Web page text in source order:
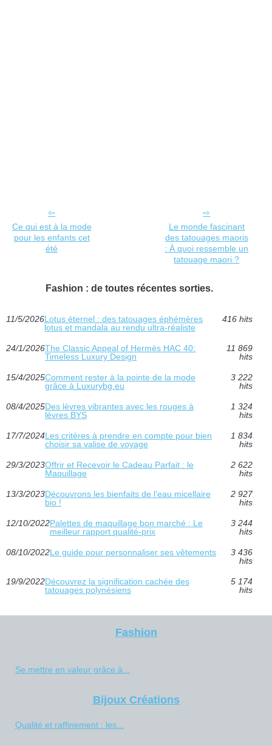
Ce qui est à la mode
pour les enfants cet
été
Le monde fascinant
des tatouages maoris
: À quoi ressemble un
tatouage maori ?
Fashion : de toutes récentes sorties.
11/5/2026Lotus éternel : des tatouages éphémères
lotus et mandala au rendu ultra-réaliste
416 hits
24/1/2026The Classic Appeal of Hermès HAC 40:
Timeless Luxury Design
11 869
hits
15/4/2025Comment rester à la pointe de la mode
grâce à Luxurybg.eu
3 222
hits
08/4/2025Des lèvres vibrantes avec les rouges à
lèvres BYS
1 324
hits
17/7/2024Les critères à prendre en compte pour bien
choisir sa valise de voyage
1 834
hits
29/3/2023Offrir et Recevoir le Cadeau Parfait : le
Maquillage
2 622
hits
13/3/2023Découvrons les bienfaits de l'eau micellaire
bio !
2 927
hits
12/10/2022Palettes de maquillage bon marché : Le
meilleur rapport qualité-prix
3 244
hits
08/10/2022Le guide pour personnaliser ses vêtements
3 436
hits
19/9/2022Découvrez la signification cachée des
tatouages polynésiens
5 174
hits
Fashion
Se mettre en valeur grâce à...
Bijoux Créations
Qualité et raffinement : les...